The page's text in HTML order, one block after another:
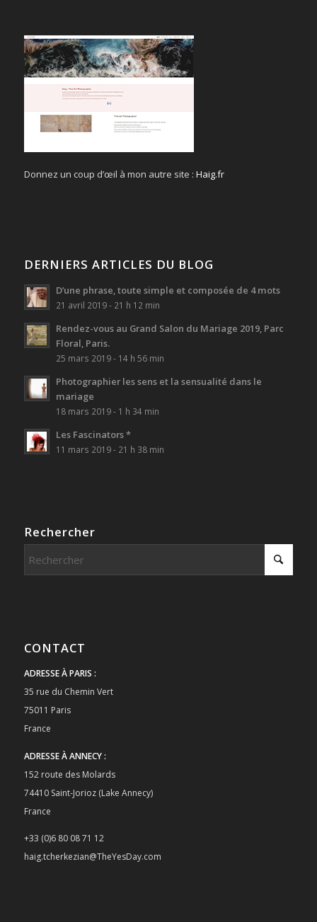
Donnez un coup d’œil à mon autre site : Haig.fr
DERNIERS ARTICLES DU BLOG
D’une phrase, toute simple et composée de 4 mots
21 avril 2019 - 21 h 12 min
Rendez-vous au Grand Salon du Mariage 2019, Parc
Floral, Paris.
25 mars 2019 - 14 h 56 min
Photographier les sens et la sensualité dans le
mariage
18 mars 2019 - 1 h 34 min
Les Fascinators *
11 mars 2019 - 21 h 38 min
Rechercher
CONTACT
ADRESSE À PARIS :
35 rue du Chemin Vert
75011 Paris
France
ADRESSE À ANNECY :
152 route des Molards
74410 Saint-Jorioz (Lake Annecy)
France
+33 (0)6 80 08 71 12
haig.tcherkezian@TheYesDay.com